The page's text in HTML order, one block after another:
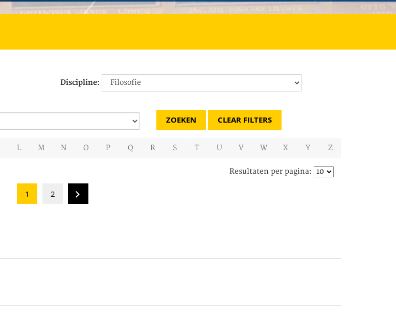
Discipline:
CLEAR FILTERS
L M N O P Q R S T U V W X Y Z
Resultaten per pagina:
1 2